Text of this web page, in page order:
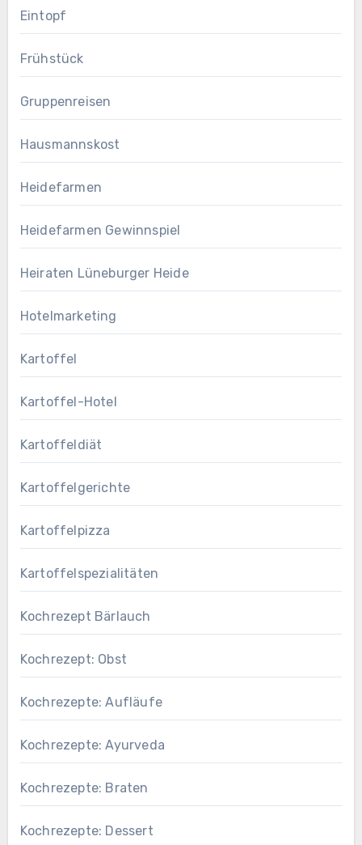
Eintopf
Frühstück
Gruppenreisen
Hausmannskost
Heidefarmen
Heidefarmen Gewinnspiel
Heiraten Lüneburger Heide
Hotelmarketing
Kartoffel
Kartoffel-Hotel
Kartoffeldiät
Kartoffelgerichte
Kartoffelpizza
Kartoffelspezialitäten
Kochrezept Bärlauch
Kochrezept: Obst
Kochrezepte: Aufläufe
Kochrezepte: Ayurveda
Kochrezepte: Braten
Kochrezepte: Dessert